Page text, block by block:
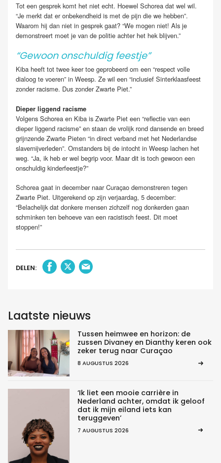
Tot een gesprek komt het niet echt. Hoewel Schorea dat wel wil.
“Je merkt dat er onbekendheid is met de pijn die we hebben”.
Waarom hij dan niet in gesprek gaat? “We mogen niet! Als je
demonstreert moet je van de politie achter het hek blijven.”
“Gewoon onschuldig feestje”
Kiba heeft tot twee keer toe geprobeerd om een “respect volle
dialoog te voeren” in Weesp. Ze wil een “inclusief Sinterklaasfeest
zonder racisme. Dus zonder Zwarte Piet.”
Dieper liggend racisme
Volgens Schorea en Kiba is Zwarte Piet een “reflectie van een
dieper liggend racisme” en staan de vrolijk rond dansende en breed
grijnzende Zwarte Pieten “in direct verband met het Nederlandse
slavernijverleden”. Omstanders bij de intocht in Weesp lachen het
weg. “Ja, ik heb er wel begrip voor. Maar dit is toch gewoon een
onschuldig kinderfeestje?”
Schorea gaat in december naar Curaçao demonstreren tegen
Zwarte Piet. Uitgerekend op zijn verjaardag, 5 december:
“Belachelijk dat donkere mensen zichzelf nog donkerden gaan
schminken ten behoeve van een racistisch feest. Dit moet
stoppen!”
DELEN:
Laatste nieuws
Tussen heimwee en horizon: de
zussen Divaney en Dianthy keren ook
zeker terug naar Curaçao
8 AUGUSTUS 2026
‘Ik liet een mooie carrière in
Nederland achter, omdat ik geloof
dat ik mijn eiland iets kan
teruggeven’
7 AUGUSTUS 2026